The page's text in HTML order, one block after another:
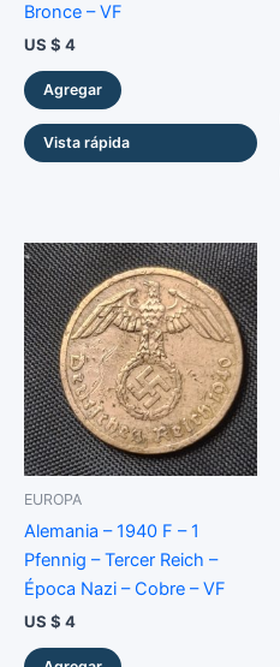
Bronce – VF
US $ 4
Agregar
Vista rápida
EUROPA
Alemania – 1940 F – 1
Pfennig – Tercer Reich –
Época Nazi – Cobre – VF
US $ 4